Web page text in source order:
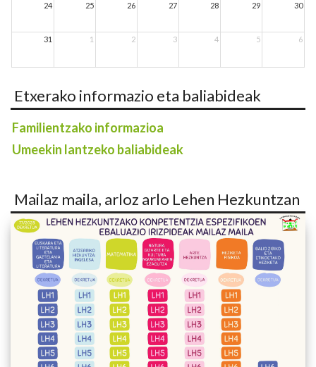
24 25 26 27 28 29 30
31 1 2 3 4 5 6
Etxerako informazio eta baliabideak
Familientzako informazioa
Umeekin lantzeko baliabideak
Mailaz maila, arloz arlo Lehen Hezkuntzan